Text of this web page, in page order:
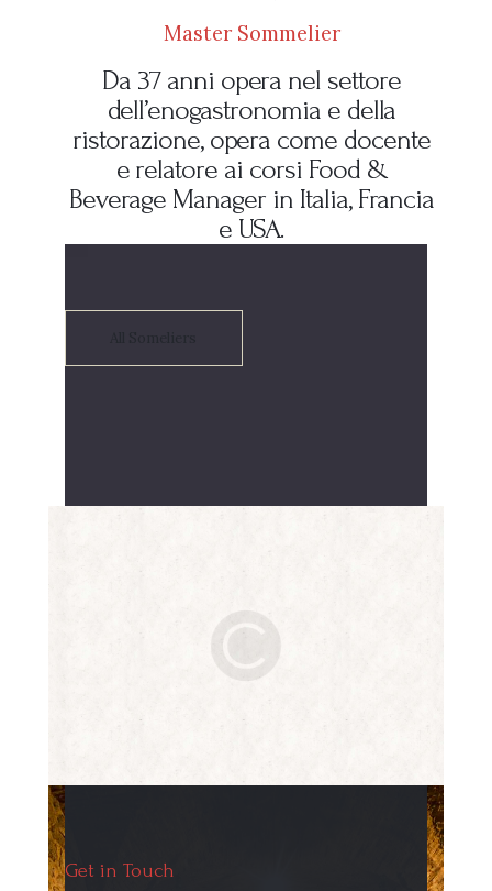
Master Sommelier
Da 37 anni opera nel settore
dell’enogastronomia e della
ristorazione, opera come docente
e relatore ai corsi Food &
Beverage Manager in Italia, Francia
e USA.
Get in Touch